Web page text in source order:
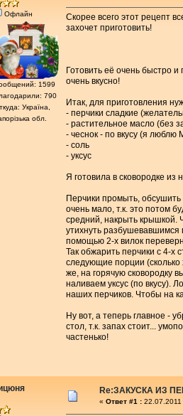
Офлайн
1599
790
Україна,
обл.
Скорее всего этот рецепт
захочет приготовить!
Готовить её очень быстро и
очень вкусно!
Итак, для приготовления
- перчики сладкие
- растительное масло (без
- чеснок - по вкусу (я
- соль
- уксус
Я готовила в сковородке из
Перчики промыть,
очень мало, т.к. это потом
средний, накрыть крышкой.
утихнуть разбушевавшимся
помощью 2-х вилок
Так обжарить перчики с 4-
следующие порции (сколько
же, на горячую сковородку
наливаем уксус (по вкусу).
наших перчиков. Чтобы на
Ну вот, а теперь главное -
стол, т.к. запах стоит...
частенько!
Re:ЗАКУСКА ИЗ
« Ответ #1 :